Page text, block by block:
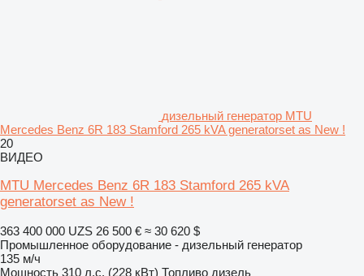
дизельный генератор MTU
Mercedes Benz 6R 183 Stamford 265 kVA generatorset as New !
20
ВИДЕО
MTU Mercedes Benz 6R 183 Stamford 265 kVA
generatorset as New !
363 400 000 UZS 26 500 € ≈ 30 620 $
Промышленное оборудование - дизельный генератор
135 м/ч
Мощность 310 л.с. (228 кВт) Топливо дизель